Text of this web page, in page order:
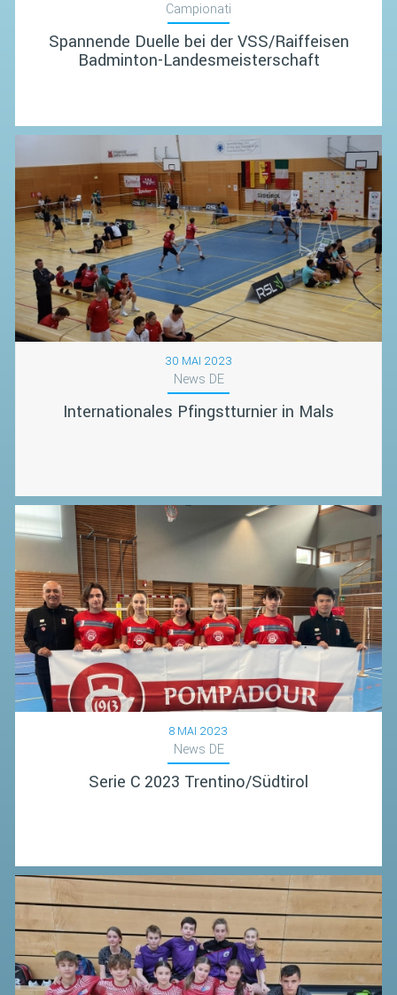
Campionati
Spannende Duelle bei der VSS/Raiffeisen
Badminton-Landesmeisterschaft
30 MAI 2023
News DE
Internationales Pfingstturnier in Mals
8 MAI 2023
News DE
Serie C 2023 Trentino/Südtirol
FIBA NAZIONALE